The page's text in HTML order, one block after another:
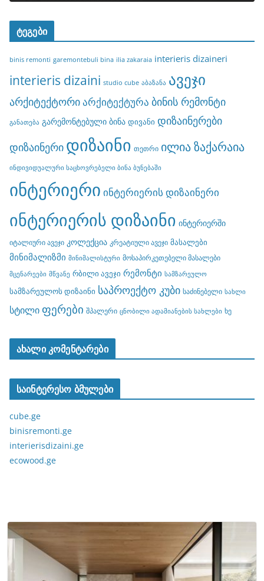
ტეგები
binis remonti garemontebuli bina ilia zakaraia interieris dizaineri
interieris dizaini studio cube აბაზანა ავეჯი
არქიტექტორიარქიტექტურა ბინის რემონტი
განათება გარემონტებული ბინა დივანი დიზაინერები
დიზაინერი დიზაინი თეთრი ილია ზაქარაია
ინდივიდუალური საცხოვრებელი ბინა ბუნებაში
ინტერიერი ინტერიერის დიზაინერი
ინტერიერის დიზაინი ინტერიერში
იტალიური ავეჯი კოლექცია კრეატიული ავეჯი მასალები
მინიმალიზმი მინიმალისტური მოსაპირკეთებელი მასალები
მცენარეები მწვანე რბილი ავეჯი რემონტი სამზარეულო
სამზარეულოს დიზაინი საპროექტო კუბი საძინებელი სახლი
სტილი ფერები შპალერი ცნობილი ადამიანების სახლები ხე
ახალი კომენტარები
საინტერესო ბმულები
cube.ge
binisremonti.ge
interierisdizaini.ge
ecowood.ge